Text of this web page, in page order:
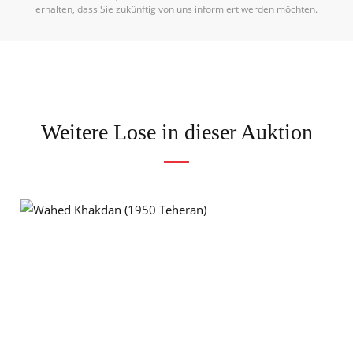
erhalten, dass Sie zukünftig von uns informiert werden möchten.
Weitere Lose in dieser Auktion